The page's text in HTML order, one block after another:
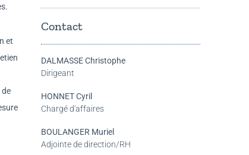
et
de
Contact
DALMASSE Christophe
Dirigeant
HONNET Cyril
Chargé d'affaires
BOULANGER Muriel
Adjointe de direction/RH